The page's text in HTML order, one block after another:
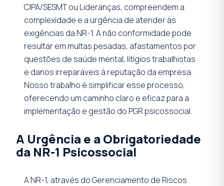
CIPA/SESMT ou Lideranças, compreendem a
complexidade e a urgência de atender às
exigências da NR-1. A não conformidade pode
resultar em multas pesadas, afastamentos por
questões de saúde mental, litígios trabalhistas
e danos irreparáveis à reputação da empresa.
Nosso trabalho é simplificar esse processo,
oferecendo um caminho claro e eficaz para a
implementação e gestão do PGR psicossocial.
A Urgência e a Obrigatoriedade
da NR-1 Psicossocial
A NR-1, através do Gerenciamento de Riscos